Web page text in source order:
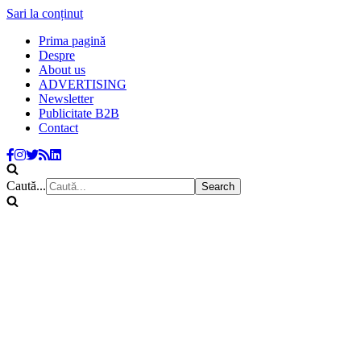
Sari la conținut
Prima pagină
Despre
About us
ADVERTISING
Newsletter
Publicitate B2B
Contact
Caută...